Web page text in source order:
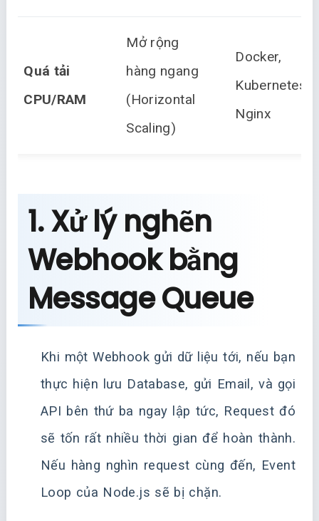
Quá tải
CPU/RAM
Mở rộng
hàng ngang
(Horizontal
Scaling)
Docker,
Kubernetes,
Nginx
1. Xử lý nghẽn
Webhook bằng
Message Queue
Khi một Webhook gửi dữ liệu tới, nếu bạn
thực hiện lưu Database, gửi Email, và gọi
API bên thứ ba ngay lập tức, Request đó
sẽ tốn rất nhiều thời gian để hoàn thành.
Nếu hàng nghìn request cùng đến, Event
Loop của Node.js sẽ bị chặn.